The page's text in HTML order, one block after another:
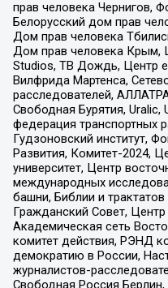
прав человека Чернигов,
Белорусский дом прав
Дом прав человека
Дом прав человека Крым,
Studios, ТВ Дождь, Центр
Вилфрида Мартенса,
расследователей,
Свободная Бурятия,
федерация транспортных
Гудзоновский институт,
Развития, Комитет-2024,
университет, Центр
международных
башни, Библии и
Гражданский Совет,
Академическая сеть
комитет действия, РЭНД
демократию в России,
журналистов-
Свободная Россия